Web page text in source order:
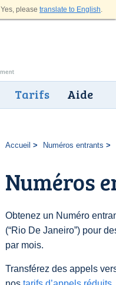
Yes, please translate to English.
Tarifs Aide
Accueil Numéros entrants
Numéros
Obtenez un Numéro
(“Rio De Janeiro”) pour
par mois.
Transférez des appels